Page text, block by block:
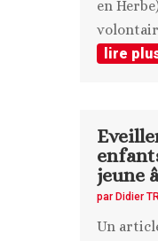
en
lire
jeune
par Didier
Un